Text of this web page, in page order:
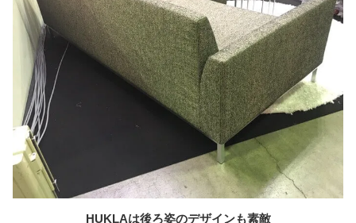
HUKLAは後ろ姿のデザインも素敵